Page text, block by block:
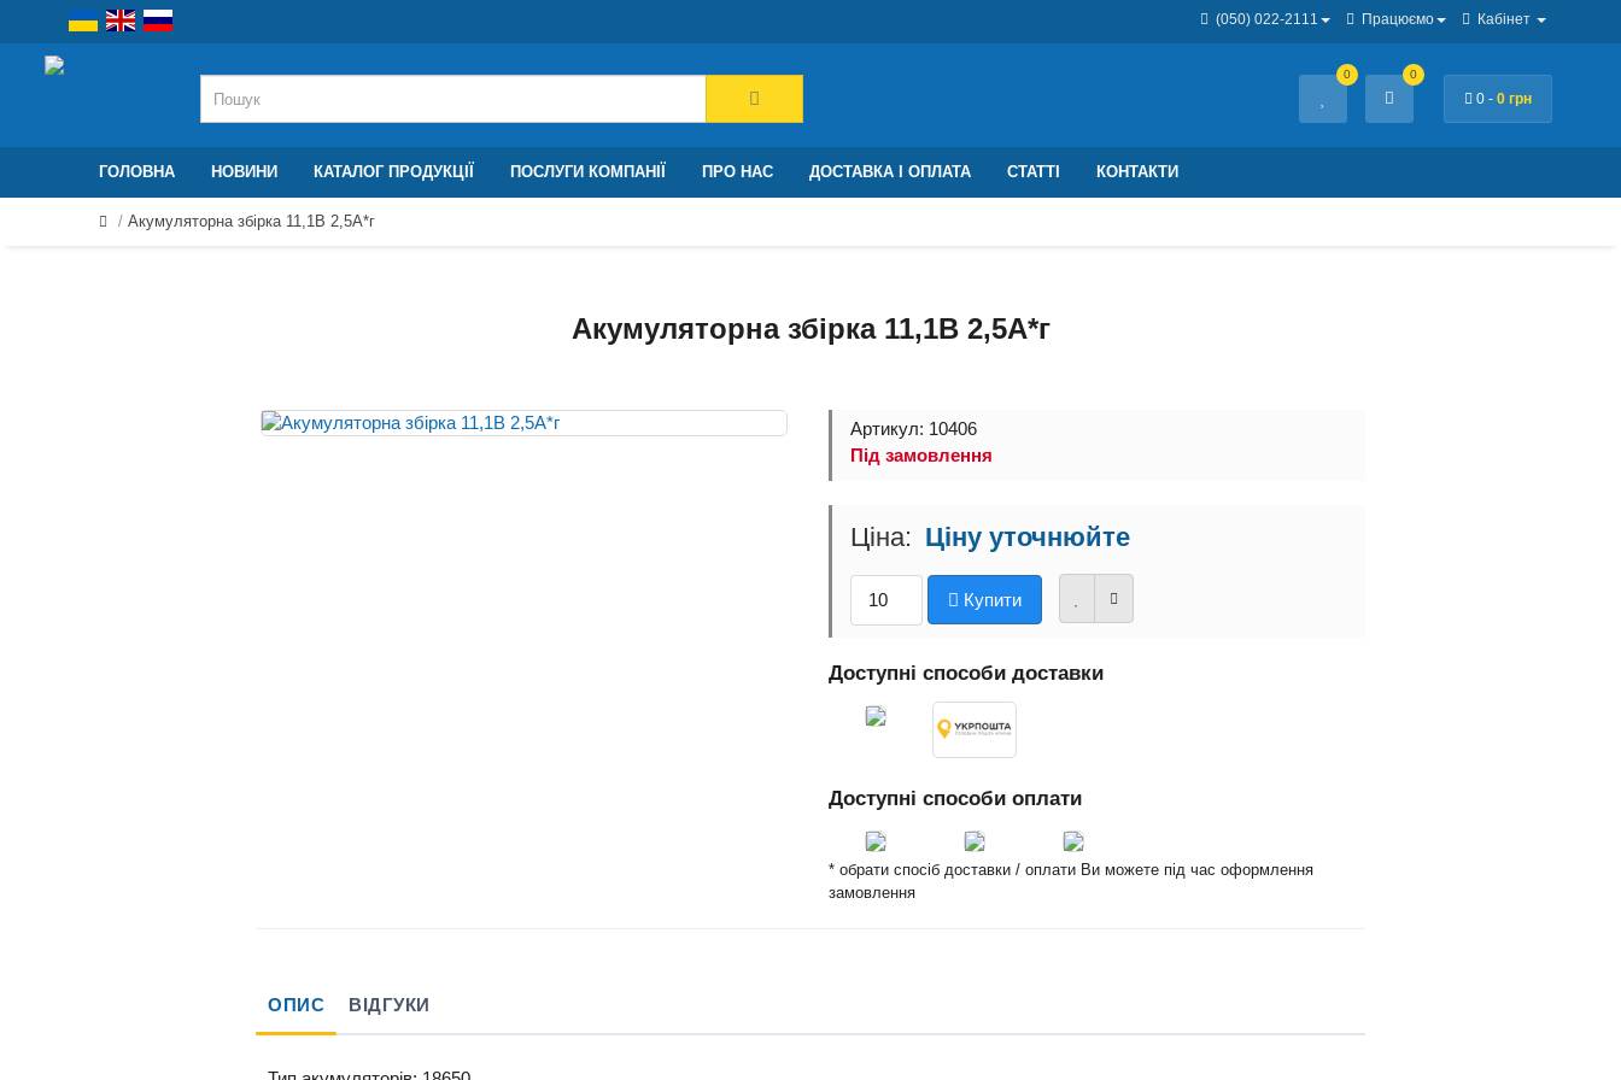
(050) 022-2111 Працюємо Кабінет
0 - 0 грн
0 0
ГОЛОВНА НОВИНИ КАТАЛОГ ПРОДУКЦІЇ ПОСЛУГИ КОМПАНІЇ ПРО НАС ДОСТАВКА І ОПЛАТА СТАТТІ КОНТАКТИ
Акумуляторна збірка 11,1В 2,5A*г
Акумуляторна збірка 11,1В 2,5A*г
Артикул: 10406
Під замовлення
Ціну уточнюйте
Купити
Доступні способи доставки
Доступні способи оплати
* обрати спосіб доставки / оплати Ви можете під час оформлення
замовлення
ОПИС ВІДГУКИ